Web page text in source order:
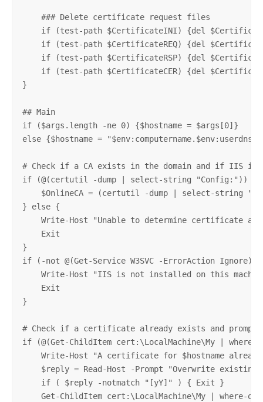
    ### Delete certificate request files
if (test-path $CertificateINI) {del
if (test-path $CertificateREQ) {del
if (test-path $CertificateRSP) {del
if (test-path $CertificateCER) {del
}
## Main
if ($args.length -ne 0) {$hostname = $args[0]}
else {$hostname =
# Check if a CA exists in the domain and if IIS is
if (@(certutil -dump | select-string "Config:")) {
$OnlineCA = (certutil -dump | select-string
} else {
Write-Host "Unable to determine certificate
    Exit
}
if (-not @(Get-Service W3SVC -ErrorAction Ignore))
Write-Host "IIS is not installed on this
    Exit
}
# Check if a certificate already exists and prompt
if (@(Get-ChildItem cert:\LocalMachine\My |
Write-Host "A certificate for $hostname
$reply = Read-Host -Prompt "Overwrite existing
    if ( $reply -notmatch "[yY]" ) { Exit }
Get-ChildItem cert:\LocalMachine\My | where-